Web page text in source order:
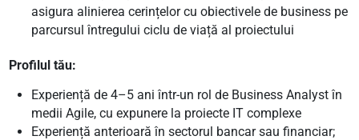
asigura alinierea cerințelor cu obiectivele de business pe
parcursul întregului ciclu de viață al proiectului
Profilul tău:
Experiență de 4–5 ani într-un rol de Business Analyst în
medii Agile, cu expunere la proiecte IT complexe
Experiență anterioară în sectorul bancar sau financiar;